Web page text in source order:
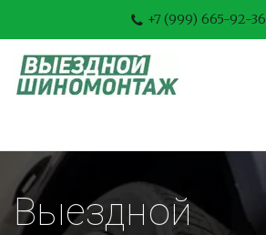
+7 (999) 665-92-36
Выездной